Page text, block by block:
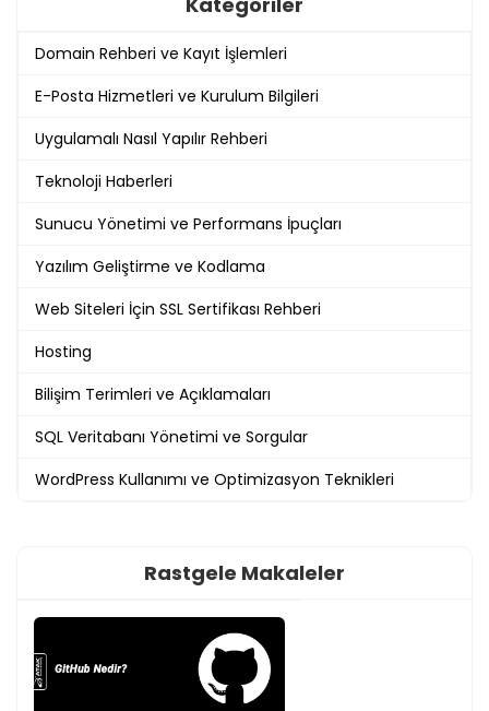
Domain Rehberi ve Kayıt İşlemleri
E-Posta Hizmetleri ve Kurulum Bilgileri
Uygulamalı Nasıl Yapılır Rehberi
Teknoloji Haberleri
Sunucu Yönetimi ve Performans İpuçları
Yazılım Geliştirme ve Kodlama
Web Siteleri İçin SSL Sertifikası Rehberi
Hosting
Bilişim Terimleri ve Açıklamaları
SQL Veritabanı Yönetimi ve Sorgular
WordPress Kullanımı ve Optimizasyon Teknikleri
Rastgele Makaleler